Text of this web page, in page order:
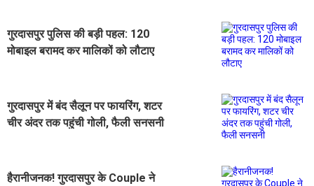
गुरदासपुर पुलिस की बड़ी पहल: 120
मोबाइल बरामद कर मालिकों को लौटाए
गुरदासपुर में बंद सैलून पर फायरिंग, शटर
चीर अंदर तक पहुंची गोली, फैली सनसनी
हैरानीजनक! गुरदासपुर के Couple ने